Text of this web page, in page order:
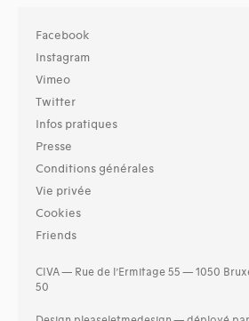
Facebook
Instagram
Vimeo
Twitter
Infos pratiques
Presse
Conditions générales
Vie privée
Cookies
Friends
CIVA — Rue de l’Ermitage 55 — 1050
50